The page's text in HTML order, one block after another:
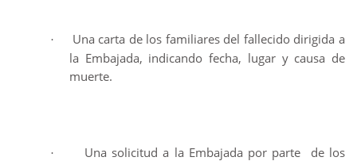
·
Una carta de los familiares del fallecido dirigida a
la Embajada, indicando fecha, lugar y causa de
muerte.
·
Una solicitud a la Embajada por parte de los